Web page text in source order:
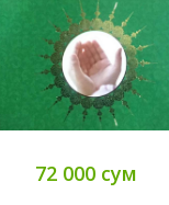
72 000 сум